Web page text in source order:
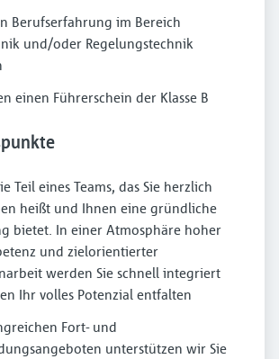
Berufserfahrung im Bereich
und/oder Regelungstechnik
einen Führerschein der Klasse B
Teil eines Teams, das Sie herzlich
heißt und Ihnen eine gründliche
bietet. In einer Atmosphäre hoher
und zielorientierter
werden Sie schnell integriert
Ihr volles Potenzial entfalten
Fort- und
unterstützen wir Sie